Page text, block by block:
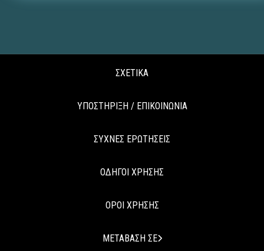
ΣΧΕΤΙΚΑ
ΥΠΟΣΤΗΡΙΞΗ / ΕΠΙΚΟΙΝΩΝΙΑ
ΣΥΧΝΕΣ ΕΡΩΤΗΣΕΙΣ
ΟΔΗΓΟΙ ΧΡΗΣΗΣ
ΟΡΟΙ ΧΡΗΣΗΣ
ΜΕΤΑΒΑΣΗ ΣΕ